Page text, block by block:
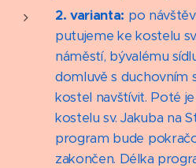
2. varianta: po
putujeme ke kostelu
náměstí, bývalému
domluvě s duchovním
kostel navštívit. Poté
kostelu sv. Jakuba na
program bude
zakončen. Délka